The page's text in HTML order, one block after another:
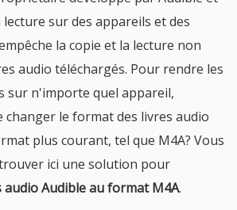
sur des appareils et des
la copie et la lecture non
audio téléchargés. Pour rendre les
sur n'importe quel appareil,
changer le format des livres audio
plus courant, tel que M4A? Vous
ici une solution pour
Audible au format M4A.